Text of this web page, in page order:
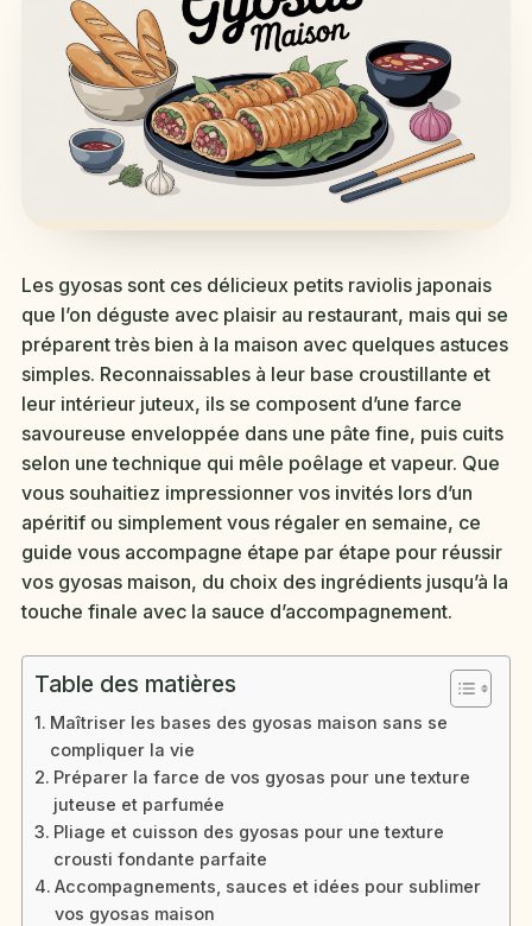
Les gyosas sont ces délicieux petits raviolis japonais
que l’on déguste avec plaisir au restaurant, mais qui se
préparent très bien à la maison avec quelques astuces
simples. Reconnaissables à leur base croustillante et
leur intérieur juteux, ils se composent d’une farce
savoureuse enveloppée dans une pâte fine, puis cuits
selon une technique qui mêle poêlage et vapeur. Que
vous souhaitiez impressionner vos invités lors d’un
apéritif ou simplement vous régaler en semaine, ce
guide vous accompagne étape par étape pour réussir
vos gyosas maison, du choix des ingrédients jusqu’à la
touche finale avec la sauce d’accompagnement.
Table des matières
Maîtriser les bases des gyosas maison sans se
compliquer la vie
Préparer la farce de vos gyosas pour une texture
juteuse et parfumée
Pliage et cuisson des gyosas pour une texture
crousti fondante parfaite
Accompagnements, sauces et idées pour sublimer
vos gyosas maison